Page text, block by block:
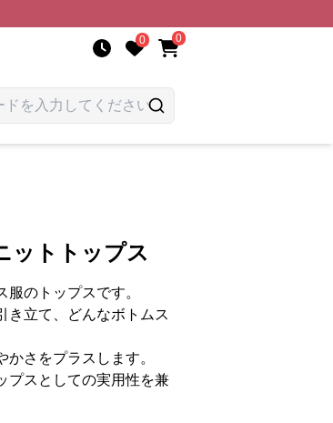
0 0
ットトップス
服のトップスです。
き立て、どんなボトムス
さをプラスします。
プスとしての実用性を兼